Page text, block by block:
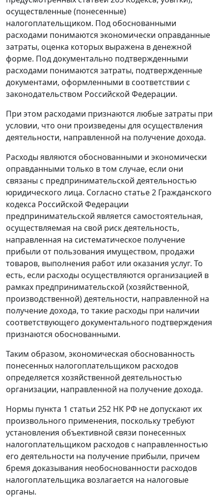
осуществленные (понесенные)
налогоплательщиком. Под обоснованными
расходами понимаются экономически оправданные
затраты, оценка которых выражена в денежной
форме. Под документально подтвержденными
расходами понимаются затраты, подтвержденные
документами, оформленными в соответствии с
законодательством Российской Федерации.
При этом расходами признаются любые затраты при
условии, что они произведены для осуществления
деятельности, направленной на получение дохода.
Расходы являются обоснованными и экономически
оправданными только в том случае, если они
связаны с предпринимательской деятельностью
юридического лица. Согласно статье 2 Гражданского
кодекса Российской Федерации
предпринимательской является самостоятельная,
осуществляемая на свой риск деятельность,
направленная на систематическое получение
прибыли от пользования имуществом, продажи
товаров, выполнения работ или оказания услуг. То
есть, если расходы осуществляются организацией в
рамках предпринимательской (хозяйственной,
производственной) деятельности, направленной на
получение дохода, то такие расходы при наличии
соответствующего документального подтверждения
признаются обоснованными.
Таким образом, экономическая обоснованность
понесенных налогоплательщиком расходов
определяется хозяйственной деятельностью
организации, направленной на получение дохода.
Нормы пункта 1 статьи 252 НК РФ не допускают их
произвольного применения, поскольку требуют
установления объективной связи понесенных
налогоплательщиком расходов с направленностью
его деятельности на получение прибыли, причем
бремя доказывания необоснованности расходов
налогоплательщика возлагается на налоговые
органы.